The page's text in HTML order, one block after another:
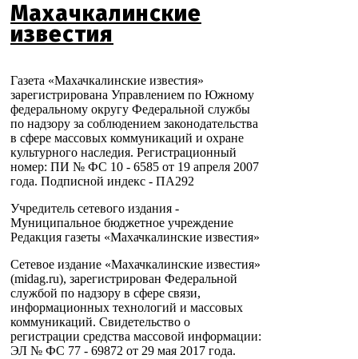
Махачкалинские
известия
Газета «Махачкалинские известия»
зарегистрирована Управлением по Южному
федеральному округу Федеральной службы
по надзору за соблюдением законодательства
в сфере массовых коммуникаций и охране
культурного наследия. Регистрационный
номер: ПИ № ФС 10 - 6585 от 19 апреля 2007
года. Подписной индекс - ПА292
Учредитель сетевого издания -
Муниципальное бюджетное учреждение
Редакция газеты «Махачкалинские известия»
Сетевое издание «Махачкалинские известия»
(midag.ru), зарегистрирован Федеральной
службой по надзору в сфере связи,
информационных технологий и массовых
коммуникаций. Свидетельство о
регистрации средства массовой информации:
ЭЛ № ФС 77 - 69872 от 29 мая 2017 года.